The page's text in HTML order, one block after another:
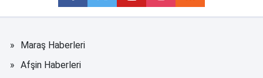
Maraş Haberleri
Afşin Haberleri